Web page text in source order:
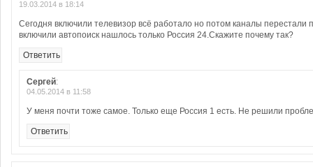
19.03.2014 в 18:14
Сегодня включили телевизор всё работало но потом каналы перестали
включили автопоиск нашлось только Россия 24.Скажите почему так?
Ответить
Сергей:
04.05.2014 в 11:58
У меня почти тоже самое. Только еще Россия 1 есть. Не решили
Ответить